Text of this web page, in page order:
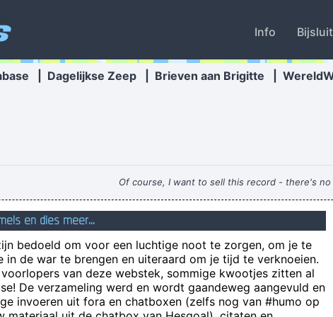
Info
Dagelijkse Zeep Brieven aan Brigitte
Of course, I want to sell this record - there's
Easy / Normal /
na mijn optreden
Klopte flikken. En dan verschieten ze
en dies meer...
bedoeld om voor een luchtige noot te zorgen, om je te
in de war te brengen en uiteraard om je tijd te verknoeien.
van deze webstek, sommige kwootjes zitten al
De verzameling werd en wordt gaandeweg aangevuld en
invoeren uit fora en chatboxen (zelfs nog van #humo op